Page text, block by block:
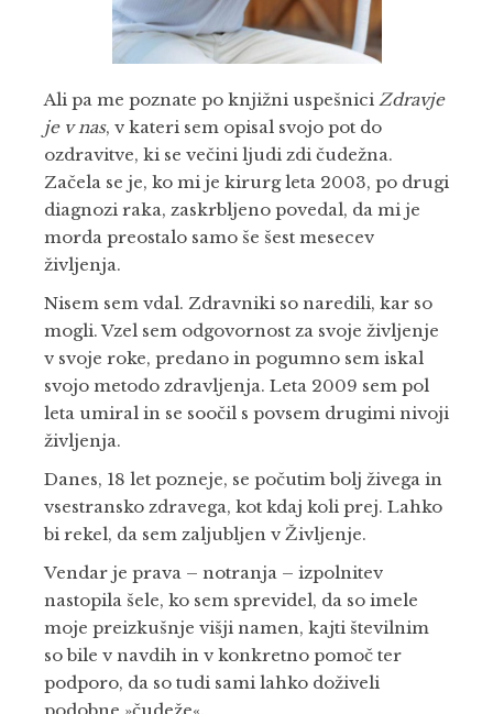
Ali pa me poznate po knjižni uspešnici Zdravje
je v nas, v kateri sem opisal svojo pot do
ozdravitve, ki se večini ljudi zdi čudežna.
Začela se je, ko mi je kirurg leta 2003, po drugi
diagnozi raka, zaskrbljeno povedal, da mi je
morda preostalo samo še šest mesecev
življenja.
Nisem sem vdal. Zdravniki so naredili, kar so
mogli. Vzel sem odgovornost za svoje življenje
v svoje roke, predano in pogumno sem iskal
svojo metodo zdravljenja. Leta 2009 sem pol
leta umiral in se soočil s povsem drugimi nivoji
življenja.
Danes, 18 let pozneje, se počutim bolj živega in
vsestransko zdravega, kot kdaj koli prej. Lahko
bi rekel, da sem zaljubljen v Življenje.
Vendar je prava – notranja – izpolnitev
nastopila šele, ko sem sprevidel, da so imele
moje preizkušnje višji namen, kajti številnim
so bile v navdih in v konkretno pomoč ter
podporo, da so tudi sami lahko doživeli